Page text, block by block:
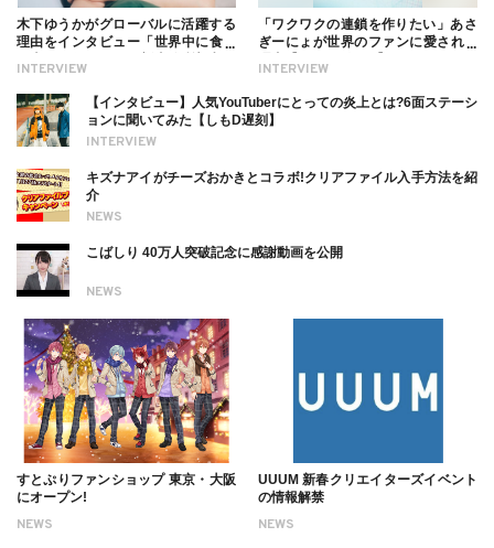
INTERVIEW
木下ゆうかがグローバルに活躍する
理由をインタビュー「世界中に食べ
ついても
INTERVIEW
「ワクワクの連鎖を作りたい」あさ
ぎーにょが世界のファンに愛される
INTERVIEW
【インタビュー】人気YouTuberにとっての炎上とは?6面ステーシ
ョンに聞いてみた【しもD遅刻】
NEWS
キズナアイがチーズおかきとコラボ!クリアファイル入手方法を紹
介
NEWS
こばしり 40万人突破記念に感謝動画を公開
NEWS
すとぷりファンショップ 東京・大阪
にオープン!
NEWS
UUUM 新春クリエイターズイベント
の情報解禁